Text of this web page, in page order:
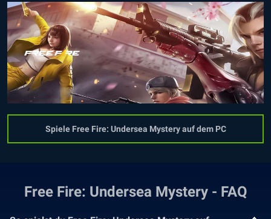
Spiele Free Fire: Undersea Mystery auf dem PC
Free Fire: Undersea Mystery - FAQ